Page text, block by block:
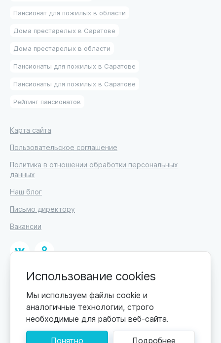
Пансионат для пожилых в области
Дома престарелых в Саратове
Дома престарелых в области
Пансионаты для пожилых в Саратове
Пансионаты для пожилых в Саратове
Рейтинг пансионатов
Карта сайта
Пользовательское соглашение
Политика в отношении обработки персональных
данных
Наш блог
Письмо директору
Вакансии
© 2026
ИП Высоцкий Дмитрий Петрович, ИНН 233610721148
Цены обновляются по мере поступления новой
информации. Точную стоимость уточняйте у
пансионата. Информация, предоставленная на сайте,
не может быть использована для постановки
Использование cookies
Мы используем файлы cookie и
аналогичные технологии, строго
необходимые для работы веб-сайта.
Понятно Подробнее